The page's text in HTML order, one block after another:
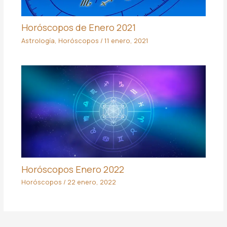
Horóscopos de Enero 2021
Astrología, Horóscopos / 11 enero, 2021
Horóscopos Enero 2022
Horóscopos / 22 enero, 2022